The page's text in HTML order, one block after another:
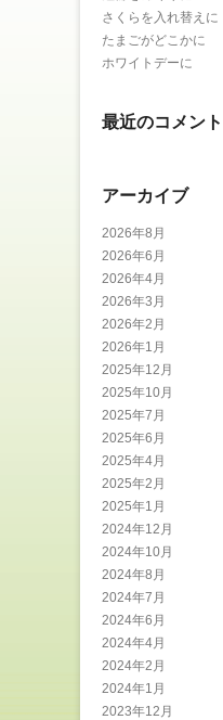
さくらを入れ替えに
たまごがどこかに
ホワイトデーに
最近のコメント
アーカイブ
2026年8月
2026年6月
2026年4月
2026年3月
2026年2月
2026年1月
2025年12月
2025年10月
2025年7月
2025年6月
2025年4月
2025年2月
2025年1月
2024年12月
2024年10月
2024年8月
2024年7月
2024年6月
2024年4月
2024年2月
2024年1月
2023年12月